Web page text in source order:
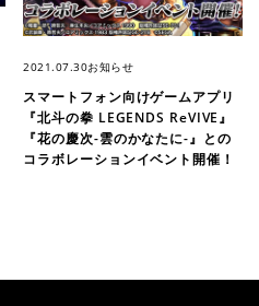
2021.07.30お知らせ
スマートフォン向けゲームアプリ
『北斗の拳 LEGENDS ReVIVE』
『花の慶次-雲のかなたに-』との
コラボレーションイベント開催！